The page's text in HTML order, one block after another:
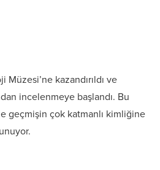
kazandırıldı ve
incelenmeye başlandı. Bu
geçmişin çok katmanlı kimliğine